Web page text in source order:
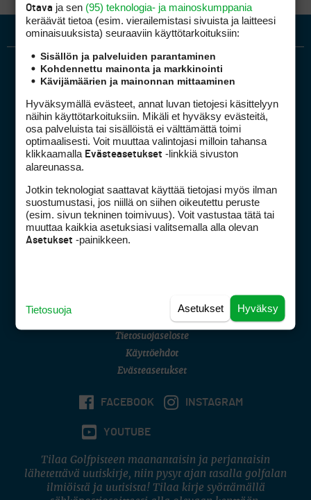
Golfpiste mediakortti
Golfpisteen yhteystiedot
DSA avoimuusraportti
Asiakaspalvelu
(digi) digi@otavamedia.fi
Tietosuojaseloste
Käyttöehdot
Evästeasetukset
FACEBOOK INSTAGRAM
YOUTUBE
Tilaa Golfpisteen maanantaisin ja perjantaisin
lähetettävä uutiskirje, niin pysyt ajan tasalla golfalan
ilmiöistä ja uutisista! Tilaa kirje syöttämällä
Otava ja sen (95) teknologia- ja mainoskumppania
keräävät tietoa (esim. vierailemis­tasi sivuista ja laitteesi
ominaisuuk­sista) seuraaviin käyttötarkoituksiin:
Sisällön ja palveluiden parantaminen
Kohdennettu mainonta ja markkinointi
Kävijämäärien ja mainonnan mittaaminen
Hyväksymällä evästeet, annat luvan tietojesi käsittelyyn
näihin käyttötarkoituksiin. Mikäli et hyväksy evästeitä,
osa palveluista tai sisällöistä ei välttämättä toimi
optimaalisesti. Voit muuttaa valintojasi milloin tahansa
klikkaamalla Evästeasetukset -linkkiä sivuston
alareunassa.
Jotkin teknologiat saattavat käyttää tietojasi myös ilman
suostumustasi, jos niillä on siihen oikeutettu peruste
(esim. sivun tekninen toimivuus). Voit vastustaa tätä tai
muuttaa kaikkia asetuksiasi valitsemalla alla olevan
Asetukset -painikkeen.
Hyväksy
Asetukset
Tietosuoja